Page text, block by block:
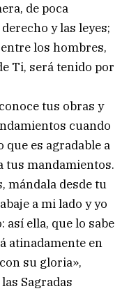
de poca
y las leyes;
los hombres,
Ti, será tenido por
tus obras y
cuando
que es agradable a
tus mandamientos.
mándala desde tu
a mi lado y yo
así ella, que lo sabe
atinadamente en
su gloria»,
Sagradas